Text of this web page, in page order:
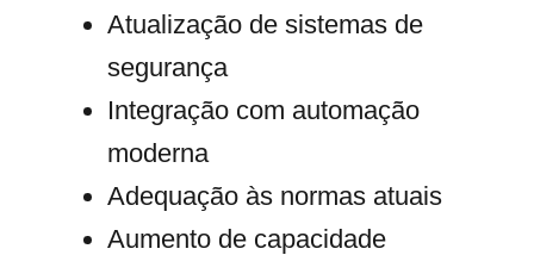
Atualização de sistemas de
segurança
Integração com automação
moderna
Adequação às normas atuais
Aumento de capacidade